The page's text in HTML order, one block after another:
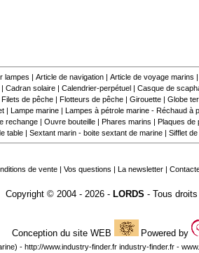
lampes Article de navigation Article de voyage marins
Cadran solaire| Calendrier-perpétuel Casque de
Filets de pêche| Flotteurs de pêche| Girouette| Globe
Lampe marine Lampes à pétrole marine - Réchaud à
rechange| Ouvre bouteille| Phares marins Plaques de
table| Sextant marin - boite sextant de marine| Sifflet
de vente Vos questions La newsletter
Copyright © 2004 - 2026 - LORDS - Tous
Conception du site WEB Powered by
- http://www.industry-finder.frindustry-finder.fr -